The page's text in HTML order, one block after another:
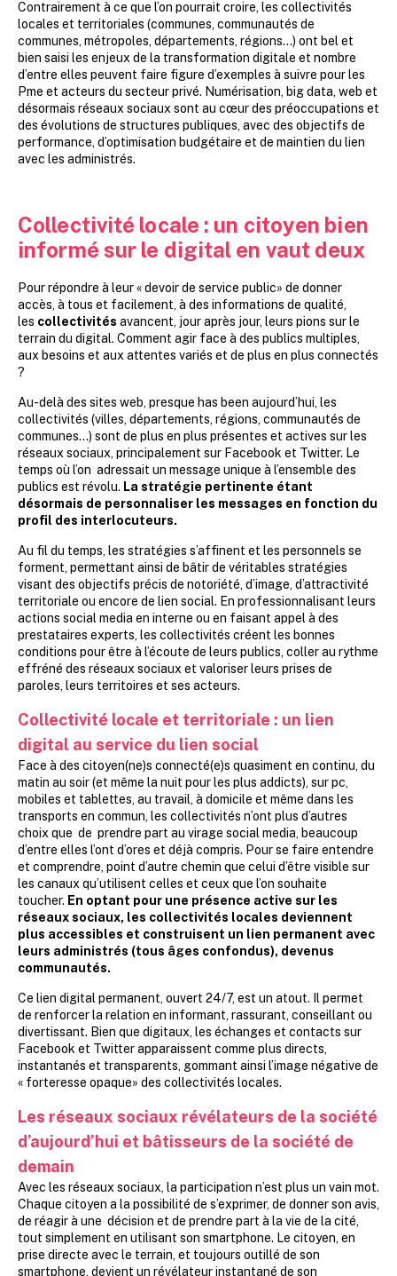
Contrairement à ce que l’on pourrait croire, les collectivités
locales et territoriales (communes, communautés de
communes, métropoles, départements, régions…) ont bel et
bien saisi les enjeux de la transformation digitale et nombre
d’entre elles peuvent faire figure d’exemples à suivre pour les
Pme et acteurs du secteur privé. Numérisation, big data, web et
désormais réseaux sociaux sont au cœur des préoccupations et
des évolutions de structures publiques, avec des objectifs de
performance, d’optimisation budgétaire et de maintien du lien
avec les administrés.
Collectivité locale : un citoyen bien
informé sur le digital en vaut deux
Pour répondre à leur « devoir de service public» de donner
accès, à tous et facilement, à des informations de qualité,
les collectivités avancent, jour après jour, leurs pions sur le
terrain du digital. Comment agir face à des publics multiples,
aux besoins et aux attentes variés et de plus en plus connectés
?
Au-delà des sites web, presque has been aujourd’hui, les
collectivités (villes, départements, régions, communautés de
communes…) sont de plus en plus présentes et actives sur les
réseaux sociaux, principalement sur Facebook et Twitter. Le
temps où l’on adressait un message unique à l’ensemble des
publics est révolu. La stratégie pertinente étant
désormais de personnaliser les messages en fonction du
profil des interlocuteurs.
Au fil du temps, les stratégies s’affinent et les personnels se
forment, permettant ainsi de bâtir de véritables stratégies
visant des objectifs précis de notoriété, d’image, d’attractivité
territoriale ou encore de lien social. En professionnalisant leurs
actions social media en interne ou en faisant appel à des
prestataires experts, les collectivités créent les bonnes
conditions pour être à l’écoute de leurs publics, coller au rythme
effréné des réseaux sociaux et valoriser leurs prises de
paroles, leurs territoires et ses acteurs.
Collectivité locale et territoriale : un lien
digital au service du lien social
Face à des citoyen(ne)s connecté(e)s quasiment en continu, du
matin au soir (et même la nuit pour les plus addicts), sur pc,
mobiles et tablettes, au travail, à domicile et même dans les
transports en commun, les collectivités n’ont plus d’autres
choix que de prendre part au virage social media, beaucoup
d’entre elles l’ont d’ores et déjà compris. Pour se faire entendre
et comprendre, point d’autre chemin que celui d’être visible sur
les canaux qu’utilisent celles et ceux que l’on souhaite
toucher. En optant pour une présence active sur les
réseaux sociaux, les collectivités locales deviennent
plus accessibles et construisent un lien permanent avec
leurs administrés (tous âges confondus), devenus
communautés.
Ce lien digital permanent, ouvert 24/7, est un atout. Il permet
de renforcer la relation en informant, rassurant, conseillant ou
divertissant. Bien que digitaux, les échanges et contacts sur
Facebook et Twitter apparaissent comme plus directs,
instantanés et transparents, gommant ainsi l’image négative de
« forteresse opaque» des collectivités locales.
Les réseaux sociaux révélateurs de la société
d’aujourd’hui et bâtisseurs de la société de
demain
Avec les réseaux sociaux, la participation n’est plus un vain mot.
Chaque citoyen a la possibilité de s’exprimer, de donner son avis,
de réagir à une décision et de prendre part à la vie de la cité,
tout simplement en utilisant son smartphone. Le citoyen, en
prise directe avec le terrain, et toujours outillé de son
smartphone, devient un révélateur instantané de son